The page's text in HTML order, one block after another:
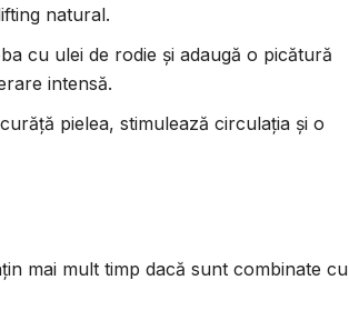
natural.
cu ulei de rodie și adaugă o picătură
intensă.
pielea, stimulează circulația și o
mai mult timp dacă sunt combinate cu